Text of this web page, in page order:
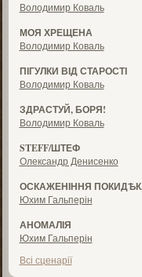
Володимир Коваль
МОЯ ХРЕЩЕНА
Володимир Коваль
ПІГУЛКИ ВІД СТАРОСТІ
Володимир Коваль
ЗДРАСТУЙ, БОРЯ!
Володимир Коваль
STEFF/ШТЕФ
Олександр Денисенко
ОСКАЖЕНІННЯ
Юхим Гальперін
АНОМАЛІЯ
Юхим Гальперін
Всі сценарії